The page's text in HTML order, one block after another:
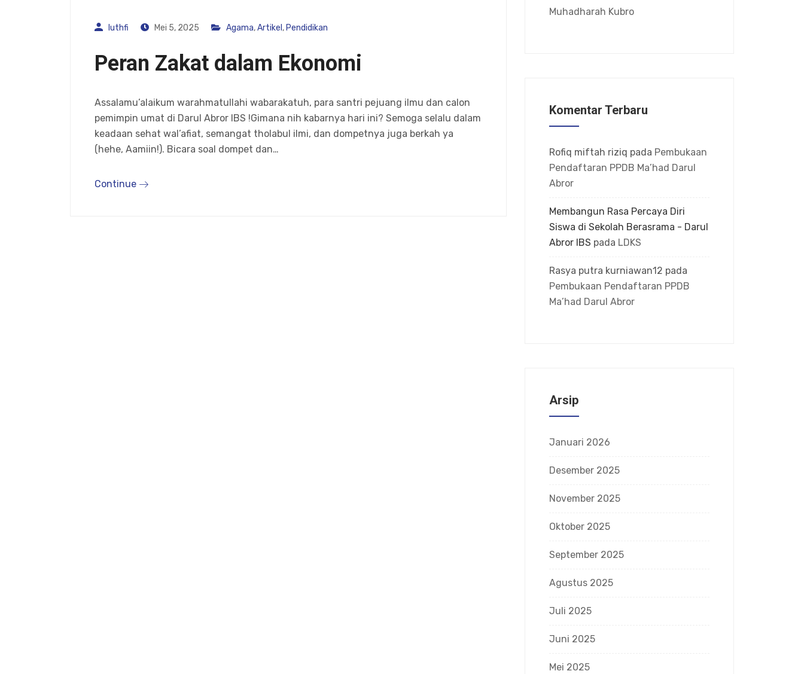
luthfi Mei 5, 2025 Agama,Artikel , Pendidikan
Peran Zakat dalam Ekonomi
Assalamu’alaikum warahmatullahi wabarakatuh, para santri pejuang ilmu dan calon
pemimpin umat di Darul Abror IBS !Gimana nih kabarnya hari ini? Semoga selalu dalam
keadaan sehat wal’afiat, semangat tholabul ilmi, dan dompetnya juga berkah ya
(hehe, Aamiin!). Bicara soal dompet dan…
Continue
Muhadharah Kubro
Komentar Terbaru
Rofiq miftah riziq pada Pembukaan
Pendaftaran PPDB Ma’had Darul
Abror
Membangun Rasa Percaya Diri
Siswa di Sekolah Berasrama - Darul
Abror IBS pada LDKS
Rasya putra kurniawan12 pada
Pembukaan Pendaftaran PPDB
Ma’had Darul Abror
Arsip
Januari 2026
Desember 2025
November 2025
Oktober 2025
September 2025
Agustus 2025
Juli 2025
Juni 2025
Mei 2025